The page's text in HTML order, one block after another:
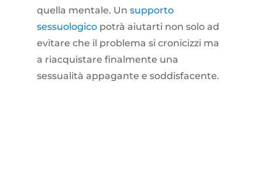
quella mentale. Un supporto
sessuologicopotrà aiutarti non solo ad
evitare che il problema si cronicizzi ma
a riacquistare finalmente una
sessualità appagante e soddisfacente.